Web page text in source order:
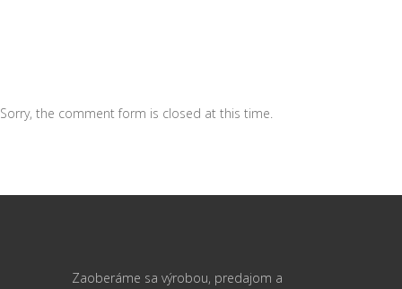
Sorry, the comment form is closed at this time.
Zaoberáme sa výrobou, predajom a